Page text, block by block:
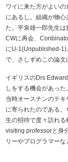
ワイに来た方がよい
にあるし。組織が物
た。平泉雄一郎先生
CWに再会、
にU-1(Unpublished-1)
で、さしずめこの論
イギリスのDrs
しをする機会があっ
当時オースチンのテ
に寄られたのである
生の招待で度々訪れ
visiting professorと身
リーやプログラマー